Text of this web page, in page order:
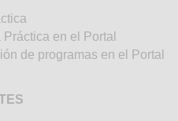
en el Portal
de programas en el Portal